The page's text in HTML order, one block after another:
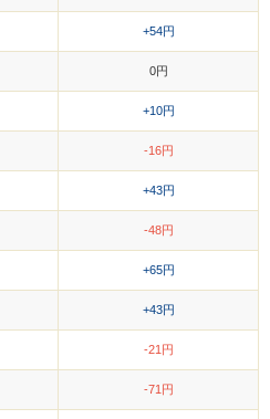
+54円
0円
+10円
-16円
+43円
-48円
+65円
+43円
-21円
-71円